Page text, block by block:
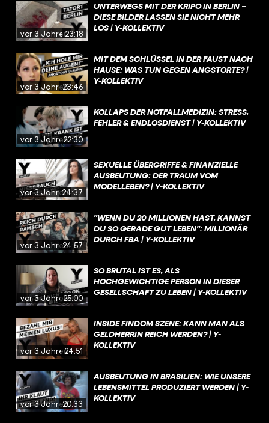
vor 3 Jahren23:18
UNTERWEGS MIT DER KRIPO IN BERLIN –
DIESE BILDER LASSEN SIE NICHT MEHR
LOS | Y-KOLLEKTIV
vor 3 Jahren23:46
MIT DEM SCHLÜSSEL IN DER FAUST NACH
HAUSE: WAS TUN GEGEN ANGSTORTE? |
Y-KOLLEKTIV
vor 3 Jahren22:30
KOLLAPS DER NOTFALLMEDIZIN: STRESS,
FEHLER & ENDLOSDIENST | Y-KOLLEKTIV
vor 3 Jahren24:37
SEXUELLE ÜBERGRIFFE & FINANZIELLE
AUSBEUTUNG: DER TRAUM VOM
MODELLEBEN? | Y-KOLLEKTIV
vor 3 Jahren24:57
"WENN DU 20 MILLIONEN HAST, KANNST
DU SO GERADE GUT LEBEN": MILLIONÄR
DURCH FBA | Y-KOLLEKTIV
vor 3 Jahren25:00
SO BRUTAL IST ES, ALS
HOCHGEWICHTIGE PERSON IN DIESER
GESELLSCHAFT ZU LEBEN | Y-KOLLEKTIV
vor 3 Jahren24:51
INSIDE FINDOM SZENE: KANN MAN ALS
GELDHERRIN REICH WERDEN? | Y-
KOLLEKTIV
vor 3 Jahren20:33
AUSBEUTUNG IN BRASILIEN: WIE UNSERE
LEBENSMITTEL PRODUZIERT WERDEN | Y-
KOLLEKTIV